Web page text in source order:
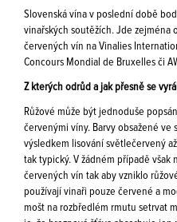
Slovenská vína v poslední době
vinařských soutěžích. Jde zejména
červených vín na Vinalies
Concours Mondial de Bruxelles či
Z kterých odrůd a jak přesně se
Růžové může být jednoduše
červenými víny. Barvy obsažené
výsledkem lisování světlečervený
tak typický. V žádném případě
červených vín tak aby vzniklo
používají vinaři pouze červené a
mošt na rozbředlém rmutu setrvat